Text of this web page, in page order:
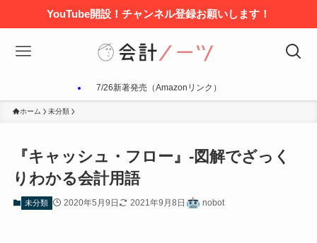
YouTube開設！チャンネル登録お願いします！
7/26新著発売（Amazonリンク）
ホーム 未分類
『キャッシュ・フロー』-図解でざっく
りわかる会計用語
未分類 2020年5月9日 2021年9月8日 nobot